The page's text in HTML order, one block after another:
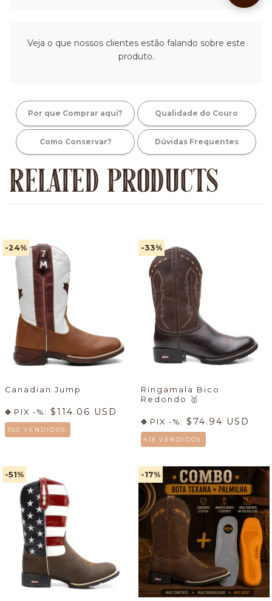
Veja o que nossos clientes estão falando sobre este
produto.
Por que Comprar aqui? Qualidade do Couro
Como Conservar? Dúvidas Frequentes
RELATED PRODUCTS
-24%
Canadian Jump
PIX -%: $114.06 USD
350 VENDIDOS.
-33%
Ringamala Bico
Redondo
🥇
PIX -%: $74.94 USD
418 VENDIDOS.
-51% -17%